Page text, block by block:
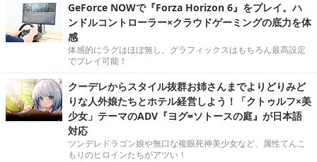
GeForce NOWで『Forza Horizon 6』をプレイ。ハ
ンドルコントローラー×クラウドゲーミングの底力を体
感
体感的にラグはほぼ無し。グラフィックスはもちろん最高設定
でプレイ可能！
クーデレからスタイル抜群お姉さんまでよりどりみど
りな人外娘たちとホテル経営しよう！「クトゥルフ×美
少女」テーマのADV『ヨグ=ソトースの庭』が日本語
対応
ツンデレドラゴン娘や無口な複眼死神美少女など、属性てんこ
もりのヒロインたちがアツい！